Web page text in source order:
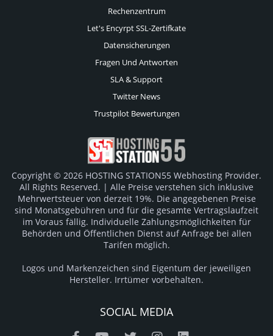
Rechenzentrum
Let's Encyrpt SSL-Zertifkate
Datensicherungen
Fragen Und Antworten
SLA & Support
Twitter News
Trustpilot Bewertungen
Copyright © 2026 HOSTING STATION55 Webhosting Provider.
All Rights Reserved. | Alle Preise verstehen sich inklusive
Mehrwertsteuer von derzeit 19%. Die angegebenen Preise
sind Monatsgebühren und für die gesamte Vertragslaufzeit
im Voraus fällig. Individuelle Zahlungsmöglichkeiten für
Behörden und Öffentlichen Dienst auf Anfrage bei allen
Tarifen möglich.
Logos und Markenzeichen sind Eigentum der jeweiligen
Hersteller. Irrtümer vorbehalten.
SOCIAL MEDIA